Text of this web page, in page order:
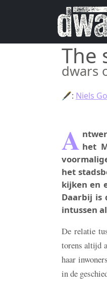
Skip to main content
The
dwars
🖋: Niels
A het
het
kijken en
Daarbij is
intussen
De relatie
torens altijd
haar
in de